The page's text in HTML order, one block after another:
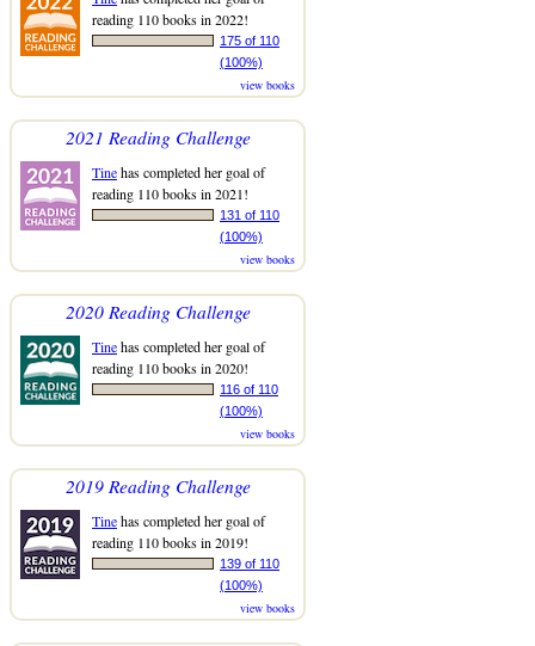
reading 110 books in 2022!
175 of 110
(100%)
view books
2021 Reading Challenge
Tinehas completed her goal of
reading 110 books in 2021!
131 of 110
(100%)
view books
2020 Reading Challenge
Tinehas completed her goal of
reading 110 books in 2020!
116 of 110
(100%)
view books
2019 Reading Challenge
Tinehas completed her goal of
reading 110 books in 2019!
139 of 110
(100%)
view books